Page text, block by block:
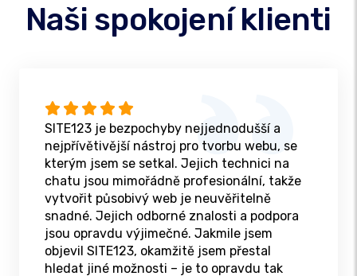
Naši spokojení klienti
SITE123 je bezpochyby nejjednodušší a
nejpřívětivější nástroj pro tvorbu webu, se
kterým jsem se setkal. Jejich technici na
chatu jsou mimořádně profesionální, takže
vytvořit působivý web je neuvěřitelně
snadné. Jejich odborné znalosti a podpora
jsou opravdu výjimečné. Jakmile jsem
objevil SITE123, okamžitě jsem přestal
hledat jiné možnosti – je to opravdu tak